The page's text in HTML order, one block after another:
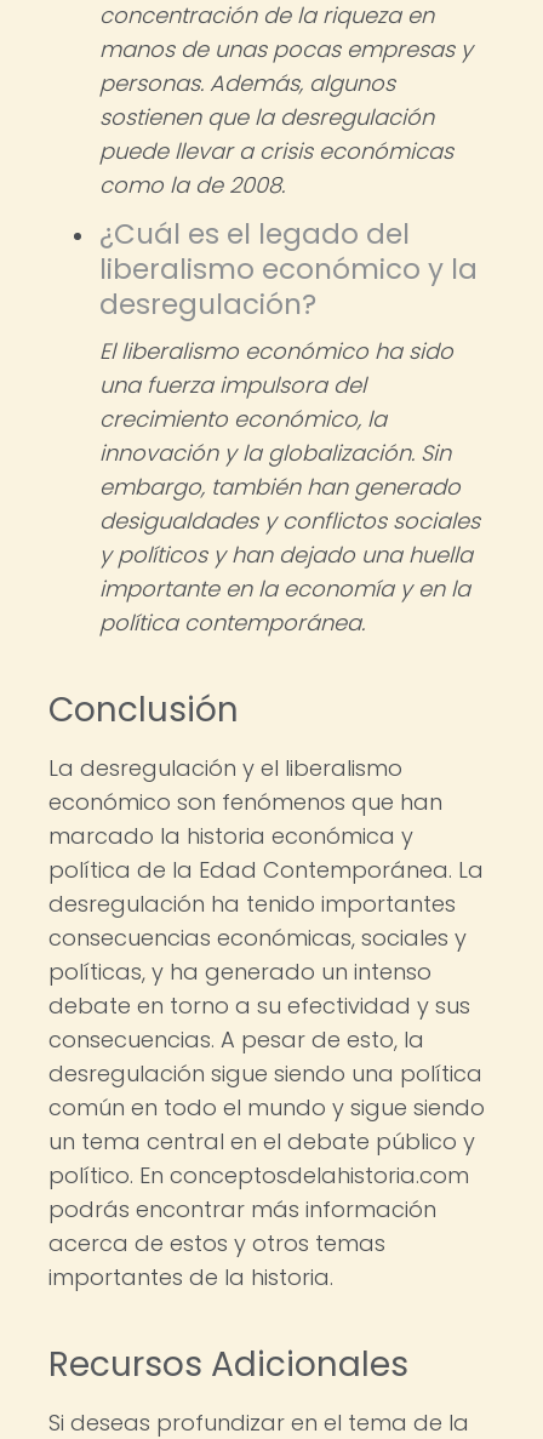
concentración de la riqueza en
manos de unas pocas empresas y
personas. Además, algunos
sostienen que la desregulación
puede llevar a crisis económicas
como la de 2008.
¿Cuál es el legado del
liberalismo económico y la
desregulación?
El liberalismo económico ha sido
una fuerza impulsora del
crecimiento económico, la
innovación y la globalización. Sin
embargo, también han generado
desigualdades y conflictos sociales
y políticos y han dejado una huella
importante en la economía y en la
política contemporánea.
Conclusión
La desregulación y el liberalismo
económico son fenómenos que han
marcado la historia económica y
política de la Edad Contemporánea. La
desregulación ha tenido importantes
consecuencias económicas, sociales y
políticas, y ha generado un intenso
debate en torno a su efectividad y sus
consecuencias. A pesar de esto, la
desregulación sigue siendo una política
común en todo el mundo y sigue siendo
un tema central en el debate público y
político. En conceptosdelahistoria.com
podrás encontrar más información
acerca de estos y otros temas
importantes de la historia.
Recursos Adicionales
Si deseas profundizar en el tema de la